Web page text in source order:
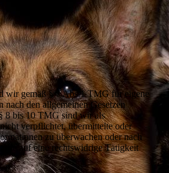
wir gemäß § 7 Abs.1 TMG für eigene
nach den allgemeinen Gesetzen
8 bis 10 TMG sind wir als
nicht verpflichtet, übermittelte oder
zu überwachen oder nach
die auf eine rechtswidrige Tätigkeit